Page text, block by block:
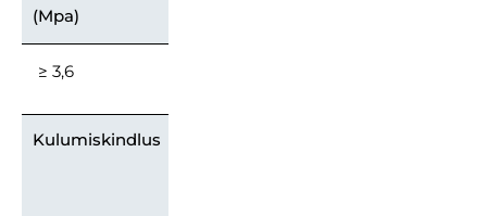
(Mpa)
≥ 3,6
Kulumiskindlus